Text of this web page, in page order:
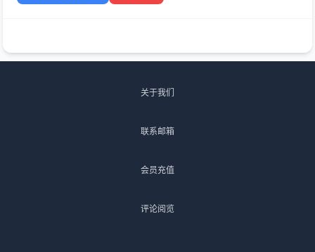
关于我们
联系邮箱
会员充值
评论阅览